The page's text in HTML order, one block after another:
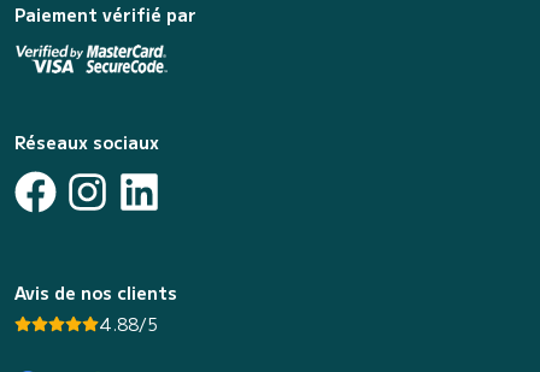
Paiement vérifié par
Réseaux sociaux
Avis de nos clients
4.88/5